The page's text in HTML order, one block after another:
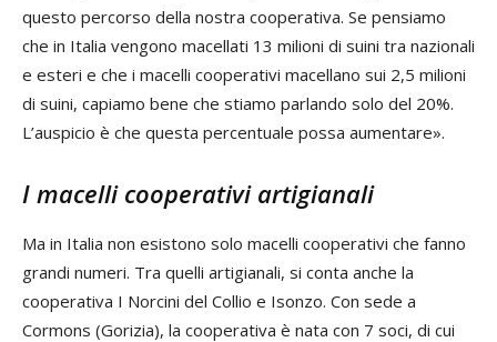
questo percorso della nostra cooperativa. Se pensiamo
che in Italia vengono macellati 13 milioni di suini tra nazionali
e esteri e che i macelli cooperativi macellano sui 2,5 milioni
di suini, capiamo bene che stiamo parlando solo del 20%.
L’auspicio è che questa percentuale possa aumentare».
I macelli cooperativi artigianali
Ma in Italia non esistono solo macelli cooperativi che fanno
grandi numeri. Tra quelli artigianali, si conta anche la
cooperativa I Norcini del Collio e Isonzo. Con sede a
Cormons (Gorizia), la cooperativa è nata con 7 soci, di cui